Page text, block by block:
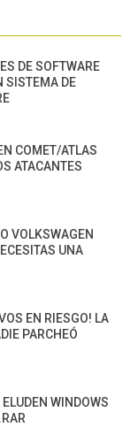
DE SOFTWARE
SISTEMA DE
COMET/ATLAS
ATACANTES
VOLKSWAGEN
UNA
EN RIESGO! LA
PARCHEÓ
WINDOWS